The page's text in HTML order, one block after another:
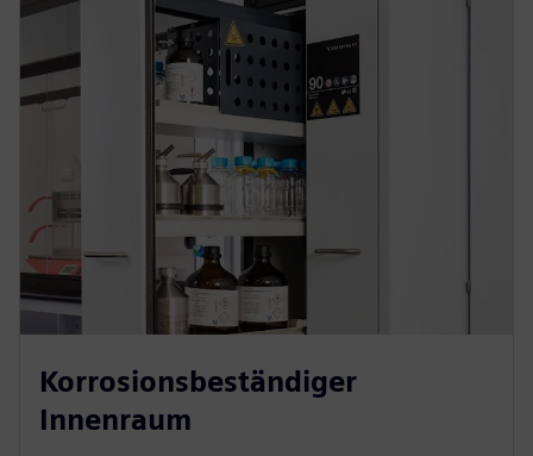
Korrosionsbeständiger
Innenraum